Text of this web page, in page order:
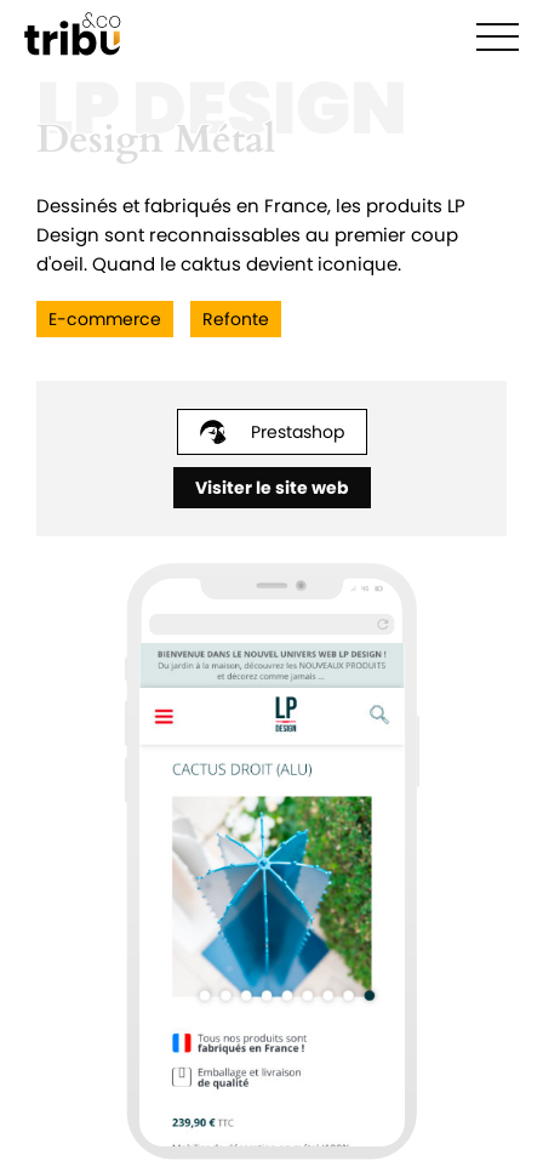
LP DESIGN
Design Métal
Design Métal
Dessinés et fabriqués en France, les produits LP
Design sont reconnaissables au premier coup
d'oeil. Quand le caktus devient iconique.
E-commerce Refonte
Prestashop
Visiter le site web